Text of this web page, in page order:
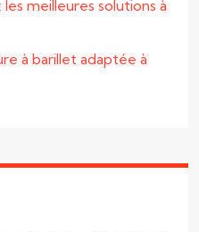
meilleures solutions à
à barillet adaptée à